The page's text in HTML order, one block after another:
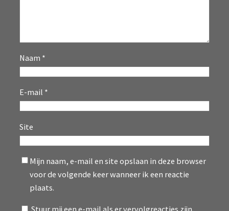
Naam *
E-mail *
Site
Mijn naam, e-mail en site opslaan in deze browser
voor de volgende keer wanneer ik een reactie
plaats.